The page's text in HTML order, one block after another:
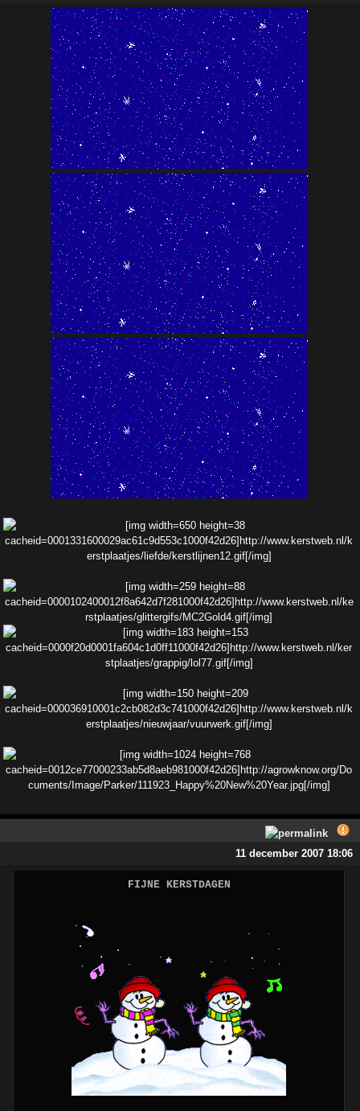
11 december 2007 18:06
FIJNE KERSTDAGEN